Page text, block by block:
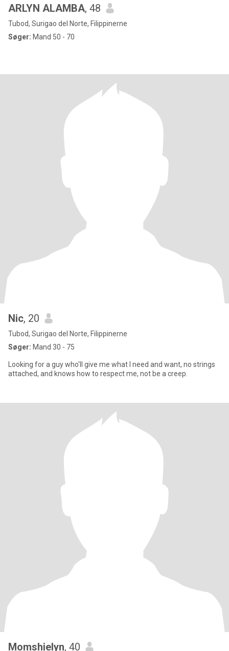
ARLYN ALAMBA, 48
Tubod, Surigao del Norte, Filippinerne
Søger: Mand 50 - 70
Nic, 20
Tubod, Surigao del Norte, Filippinerne
Søger: Mand 30 - 75
Looking for a guy who'll give me what I need and want, no strings
attached, and knows how to respect me, not be a creep.
Momshielyn, 40